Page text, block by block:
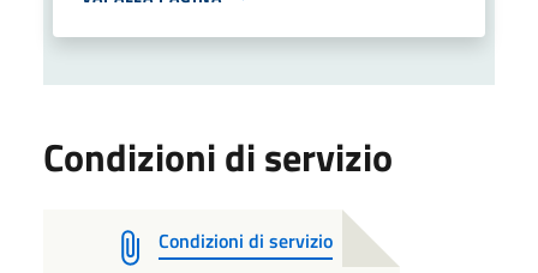
Condizioni di servizio
Condizioni di servizio